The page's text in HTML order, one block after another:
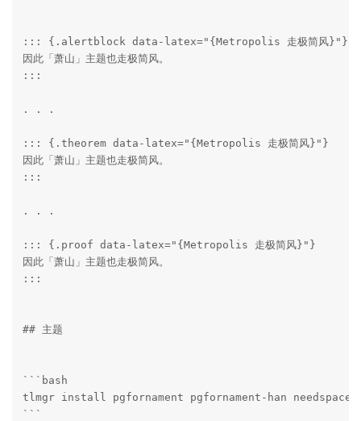
::: {.alertblock data-latex="{Metropolis 走极简风}"}
因此「萧山」主题也走极简风。
:::
. . .
::: {.theorem data-latex="{Metropolis 走极简风}"}
因此「萧山」主题也走极简风。
:::
. . .
::: {.proof data-latex="{Metropolis 走极简风}"}
因此「萧山」主题也走极简风。
:::
## 主题
```bash
tlmgr install pgfornament pgfornament-han needspace
```